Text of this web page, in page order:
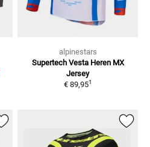
alpinestars
Supertech Vesta Heren MX
Jersey
€ 89,951